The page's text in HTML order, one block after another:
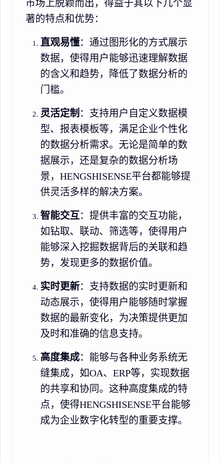
市场上脱颖而出，得益于其以下几个显
著的特点和优势：
直观易懂：通过图形化的方式展示
数据，使得用户能够迅速理解数据
的含义和趋势，降低了数据分析的
门槛。
灵活定制 ：支持用户自定义数据模
型、报表模板等，满足企业个性化
的数据分析需求。无论是简单的数
据展示，还是复杂的数据分析场
景，HENGSHISENSE平台都能够提
供灵活多样的解决方案。
智能交互：提供丰富的交互功能，
如钻取、联动、筛选等，使得用户
能够深入挖掘数据背后的关联和趋
势，发现更多的数据价值。
实时更新：支持数据的实时更新和
动态展示，使得用户能够随时掌握
数据的最新变化，为决策提供更加
及时和准确的信息支持。
高度集成：能够与各种业务系统无
缝集成，如OA、ERP等，实现数据
的共享和协同。这种高度集成的特
点，使得HENGSHISENSE平台能够
成为企业数字化转型的重要支撑。